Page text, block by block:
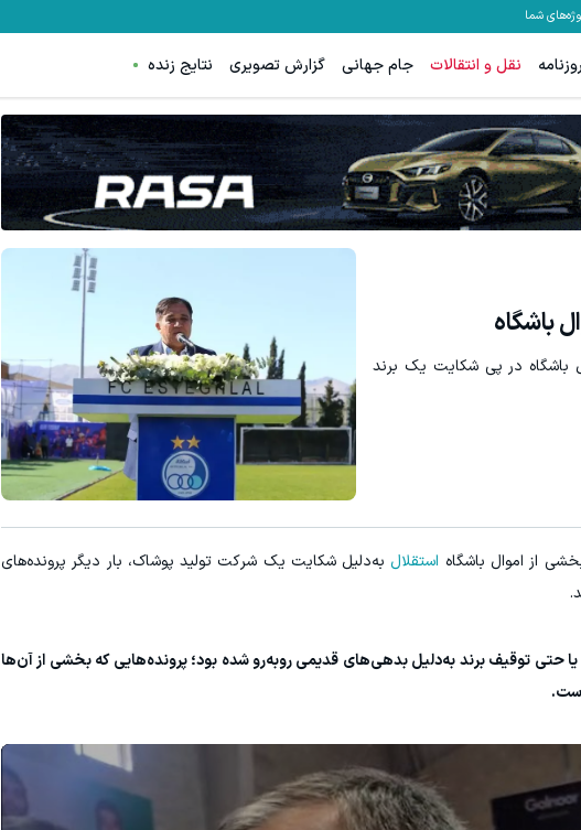
شما
روزنامه نقل و انتقالات جام جهانی گزارش تصویری نتایج زنده
باشگاه
باشگاه در پی شکایت یک برند
از اموال باشگاه استقلال به‌دلیل شکایت یک شرکت تولید پوشاک، بار دیگر پرونده‌های
حتی توقیف برند به‌دلیل بدهی‌های قدیمی روبه‌رو شده بود؛ پرونده‌هایی که بخشی از آن‌ها